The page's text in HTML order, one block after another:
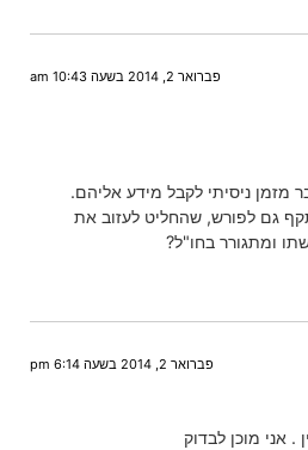
פברואר 2, 2014 בשעה 10:43 am
מזמן ניסיתי לקבל מידע אליהם.
גם לפורש, שהחליט לעזוב את
ומתגורר בחו"ל?
פברואר 2, 2014 בשעה 6:14 pm
. אני מוכן לבדוק